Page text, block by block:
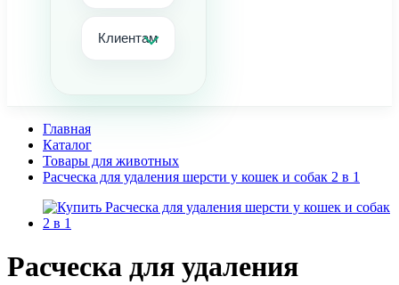
Клиентам
Главная
Каталог
Товары для животных
Расческа для удаления шерсти у кошек и собак 2 в 1
Расческа для удаления